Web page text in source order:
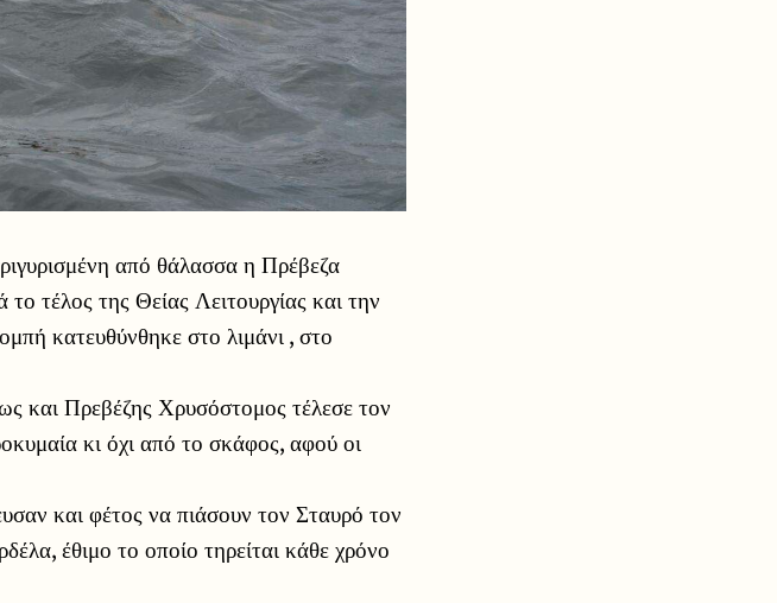
από θάλασσα η Πρέβεζα
τέλος της Θείας Λειτουργίας και την
κατευθύνθηκε στο λιμάνι , στο
και Πρεβέζης Χρυσόστομος τέλεσε τον
κι όχι από το σκάφος, αφού οι
και φέτος να πιάσουν τον Σταυρό τον
έθιμο το οποίο τηρείται κάθε χρόνο